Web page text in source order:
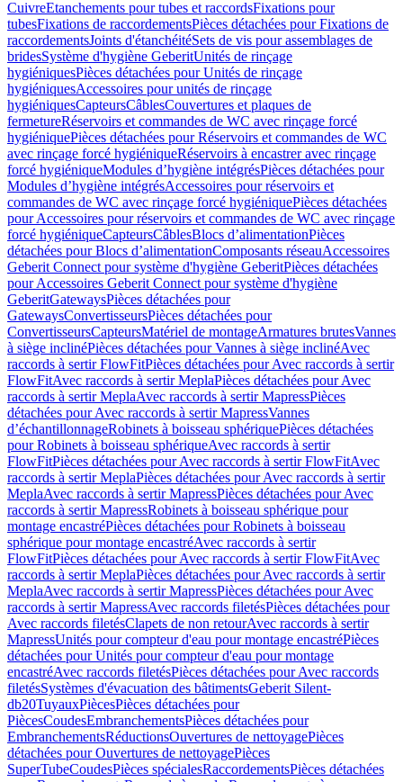
CuivreEtanchements pour tubes et raccordsFixations pour
tubesFixations de raccordementsPièces détachées pour Fixations de
raccordementsJoints d'étanchéitéSets de vis pour assemblages de
bridesSystème d'hygiène GeberitUnités de rinçage
hygiéniquesPièces détachées pour Unités de rinçage
hygiéniquesAccessoires pour unités de rinçage
hygiéniquesCapteursCâblesCouvertures et plaques de
fermetureRéservoirs et commandes de WC avec rinçage forcé
hygiéniquePièces détachées pour Réservoirs et commandes de WC
avec rinçage forcé hygiéniqueRéservoirs à encastrer avec rinçage
forcé hygiéniqueModules d’hygiène intégrésPièces détachées pour
Modules d’hygiène intégrésAccessoires pour réservoirs et
commandes de WC avec rinçage forcé hygiéniquePièces détachées
pour Accessoires pour réservoirs et commandes de WC avec rinçage
forcé hygiéniqueCapteursCâblesBlocs d’alimentationPièces
détachées pour Blocs d’alimentationComposants réseauAccessoires
Geberit Connect pour système d'hygiène GeberitPièces détachées
pour Accessoires Geberit Connect pour système d'hygiène
GeberitGatewaysPièces détachées pour
GatewaysConvertisseursPièces détachées pour
ConvertisseursCapteursMatériel de montageArmatures brutesVannes
à siège inclinéPièces détachées pour Vannes à siège inclinéAvec
raccords à sertir FlowFitPièces détachées pour Avec raccords à sertir
FlowFitAvec raccords à sertir MeplaPièces détachées pour Avec
raccords à sertir MeplaAvec raccords à sertir MapressPièces
détachées pour Avec raccords à sertir MapressVannes
d’échantillonnageRobinets à boisseau sphériquePièces détachées
pour Robinets à boisseau sphériqueAvec raccords à sertir
FlowFitPièces détachées pour Avec raccords à sertir FlowFitAvec
raccords à sertir MeplaPièces détachées pour Avec raccords à sertir
MeplaAvec raccords à sertir MapressPièces détachées pour Avec
raccords à sertir MapressRobinets à boisseau sphérique pour
montage encastréPièces détachées pour Robinets à boisseau
sphérique pour montage encastréAvec raccords à sertir
FlowFitPièces détachées pour Avec raccords à sertir FlowFitAvec
raccords à sertir MeplaPièces détachées pour Avec raccords à sertir
MeplaAvec raccords à sertir MapressPièces détachées pour Avec
raccords à sertir MapressAvec raccords filetésPièces détachées pour
Avec raccords filetésClapets de non retourAvec raccords à sertir
MapressUnités pour compteur d'eau pour montage encastréPièces
détachées pour Unités pour compteur d'eau pour montage
encastréAvec raccords filetésPièces détachées pour Avec raccords
filetésSystèmes d'évacuation des bâtimentsGeberit Silent-
db20TuyauxPiècesPièces détachées pour
PiècesCoudesEmbranchementsPièces détachées pour
EmbranchementsRéductionsOuvertures de nettoyagePièces
détachées pour Ouvertures de nettoyagePièces
SuperTubeCoudesPièces spécialesRaccordementsPièces détachées